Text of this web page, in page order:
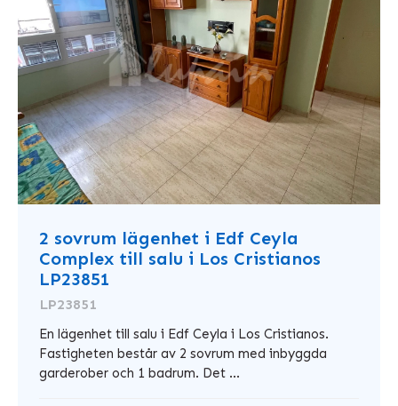
2 sovrum lägenhet i Edf Ceyla
Complex till salu i Los Cristianos
LP23851
LP23851
En lägenhet till salu i Edf Ceyla i Los Cristianos.
Fastigheten består av 2 sovrum med inbyggda
garderober och 1 badrum. Det ...